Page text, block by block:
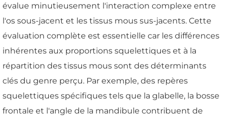
évalue minutieusement l'interaction complexe entre
l'os sous-jacent et les tissus mous sus-jacents. Cette
évaluation complète est essentielle car les différences
inhérentes aux proportions squelettiques et à la
répartition des tissus mous sont des déterminants
clés du genre perçu. Par exemple, des repères
squelettiques spécifiques tels que la glabelle, la bosse
frontale et l'angle de la mandibule contribuent de